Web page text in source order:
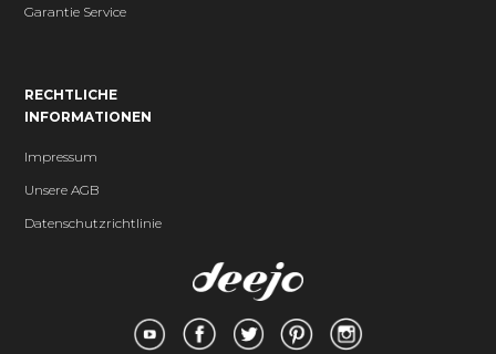
Garantie Service
RECHTLICHE
INFORMATIONEN
Impressum
Unsere AGB
Datenschutzrichtlinie